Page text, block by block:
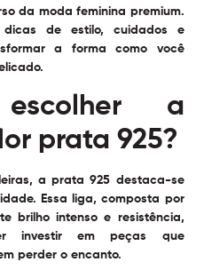
da moda feminina premium.
dicas de estilo, cuidados e
a forma como você
a
prata 925?
a prata 925 destaca-se
Essa liga, composta por
brilho intenso e resistência,
investir em peças que
perder o encanto.